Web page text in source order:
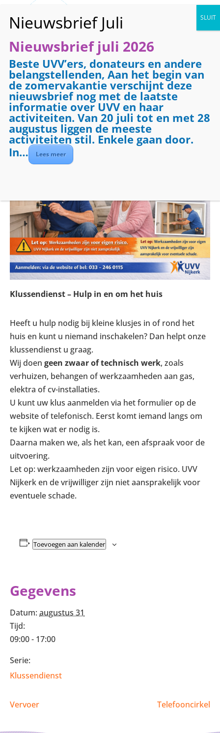
« Alle Evenementen
Evenementenreeks:Klussendienst
Klussendienst
augustus 31 @ 09:00- 17:00
Klussendienst – Hulp in en om het huis
Heeft u hulp nodig bij kleine klusjes in of rond het
huis en kunt u niemand inschakelen? Dan helpt onze
klussendienst u graag.
Wij doen geen zwaar of technisch werk, zoals
verhuizen, behangen of werkzaamheden aan gas,
elektra of cv-installaties.
U kunt uw klus aanmelden via het formulier op de
website of telefonisch. Eerst komt iemand langs om
te kijken wat er nodig is.
Daarna maken we, als het kan, een afspraak voor de
uitvoering.
Let op: werkzaamheden zijn voor eigen risico. UVV
Nijkerk en de vrijwilliger zijn niet aansprakelijk voor
eventuele schade.
Toevoegen aan kalender
Gegevens
Datum: augustus 31
Tijd:
09:00 - 17:00
Serie:
Klussendienst
Vervoer Telefooncirkel
Nieuwsbrief juli 2026
Beste UVV’ers, donateurs en andere
belangstellenden, Aan het begin van
de zomervakantie verschijnt deze
nieuwsbrief nog met de laatste
informatie over UVV en haar
activiteiten. Van 20 juli tot en met 28
augustus liggen de meeste
activiteiten stil. Enkele gaan door.
In…
Lees meer